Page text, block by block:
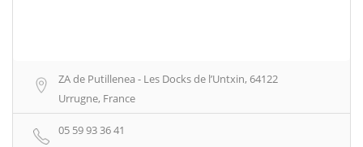
ZA de Putillenea - Les Docks de l’Untxin, 64122
Urrugne, France
05 59 93 36 41